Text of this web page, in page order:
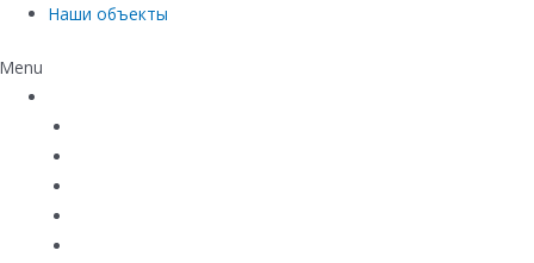
Наши объекты
Menu